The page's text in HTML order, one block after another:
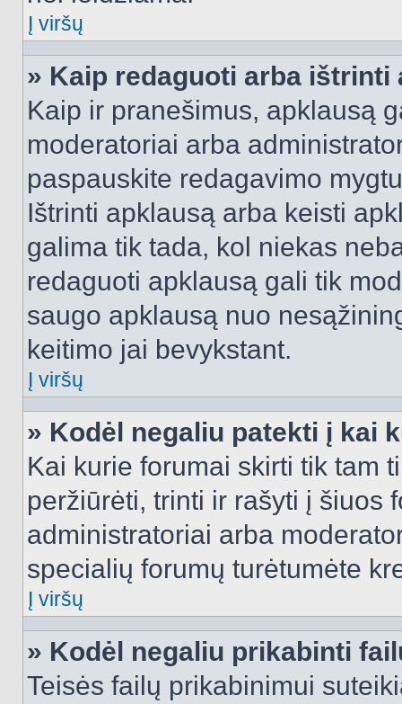
Į viršų
» Kaip redaguoti arba ištrinti
Kaip ir pranešimus, apklausą
moderatoriai arba
paspauskite redagavimo
Ištrinti apklausą arba keisti
galima tik tada, kol niekas
redaguoti apklausą gali tik
saugo apklausą nuo
keitimo jai bevykstant.
Į viršų
» Kodėl negaliu patekti į kai
Kai kurie forumai skirti tik tam
peržiūrėti, trinti ir rašyti į šiuos
administratoriai arba
specialių forumų turėtumėte
Į viršų
» Kodėl negaliu prikabinti
Teisės failų prikabinimui